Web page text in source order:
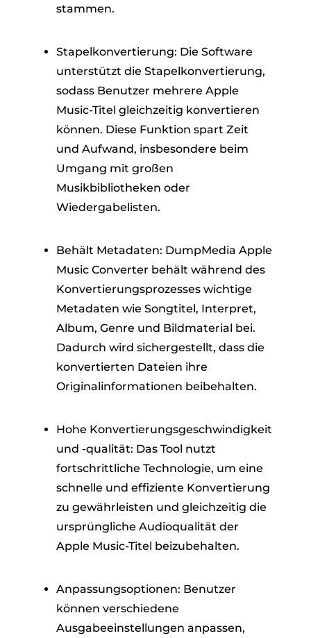
stammen.
Stapelkonvertierung: Die Software
unterstützt die Stapelkonvertierung,
sodass Benutzer mehrere Apple
Music-Titel gleichzeitig konvertieren
können. Diese Funktion spart Zeit
und Aufwand, insbesondere beim
Umgang mit großen
Musikbibliotheken oder
Wiedergabelisten.
Behält Metadaten: DumpMedia Apple
Music Converter behält während des
Konvertierungsprozesses wichtige
Metadaten wie Songtitel, Interpret,
Album, Genre und Bildmaterial bei.
Dadurch wird sichergestellt, dass die
konvertierten Dateien ihre
Originalinformationen beibehalten.
Hohe Konvertierungsgeschwindigkeit
und -qualität: Das Tool nutzt
fortschrittliche Technologie, um eine
schnelle und effiziente Konvertierung
zu gewährleisten und gleichzeitig die
ursprüngliche Audioqualität der
Apple Music-Titel beizubehalten.
Anpassungsoptionen: Benutzer
können verschiedene
Ausgabeeinstellungen anpassen,